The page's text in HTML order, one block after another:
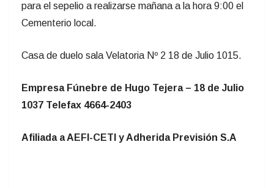
para el sepelio a realizarse mañana a la hora 9:00 el
Cementerio local.
Casa de duelo sala Velatoria Nº 2 18 de Julio 1015.
Empresa Fúnebre de Hugo Tejera – 18 de Julio
1037 Telefax 4664-2403
Afiliada a AEFI-CETI y Adherida Previsión S.A